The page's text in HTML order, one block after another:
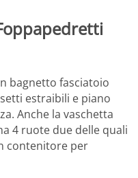
bagnetto fasciatoio
estraibili e piano
Anche la vaschetta
4 ruote due delle quali
contenitore per